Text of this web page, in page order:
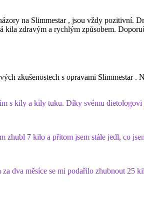
na Slimmestar, jsou vždy pozitivní.
kila zdravým a rychlým způsobem.
zkušenostech s opravami Slimmestar.
s kily a kily tuku. Díky svému
zhubl 7 kilo a přitom jsem stále jedl, co
dva měsíce se mi podařilo zhubnout 25